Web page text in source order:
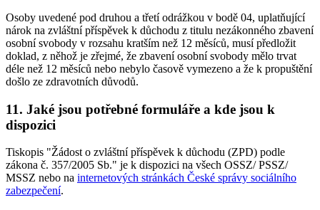
Osoby uvedené pod druhou a třetí odrážkou v bodě 04, uplatňující
nárok na zvláštní příspěvek k důchodu z titulu nezákonného zbavení
osobní svobody v rozsahu kratším než 12 měsíců, musí předložit
doklad, z něhož je zřejmé, že zbavení osobní svobody mělo trvat
déle než 12 měsíců nebo nebylo časově vymezeno a že k propuštění
došlo ze zdravotních důvodů.
11. Jaké jsou potřebné formuláře a kde jsou k
dispozici
Tiskopis "Žádost o zvláštní příspěvek k důchodu (ZPD) podle
zákona č. 357/2005 Sb." je k dispozici na všech OSSZ/ PSSZ/
MSSZ nebo na internetových stránkách České správy sociálního
zabezpečení.